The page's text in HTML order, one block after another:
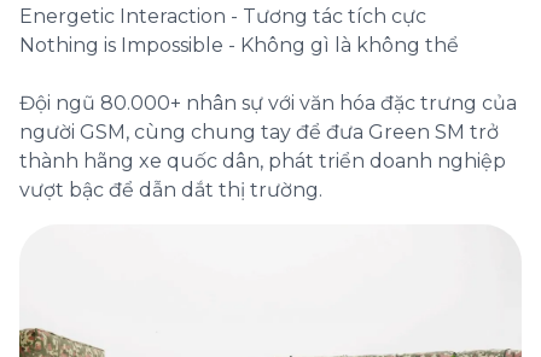
Energetic Interaction - Tương tác tích cực
Nothing is Impossible - Không gì là không thể
Đội ngũ 80.000+ nhân sự với văn hóa đặc trưng của
người GSM, cùng chung tay để đưa Green SM trở
thành hãng xe quốc dân, phát triển doanh nghiệp
vượt bậc để dẫn dắt thị trường.